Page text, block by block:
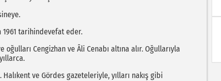
1961 tarihindevefat eder.
Cengizhan ve Âli Cenabı altına alır. Oğullarıyla
ve Gördes gazeteleriyle, yılları nakış gibi